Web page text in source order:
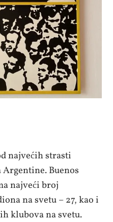
najvećih strasti
Buenos
najveći broj
na svetu – 27, kao i
klubova na svetu.